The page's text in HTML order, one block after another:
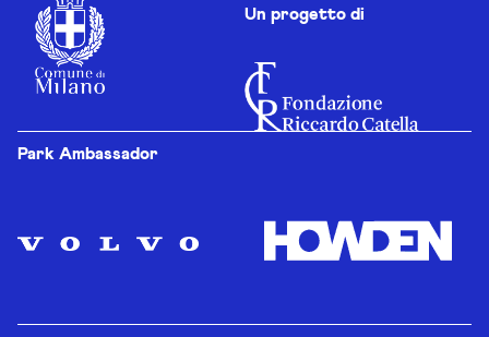
Un progetto di
Park Ambassador